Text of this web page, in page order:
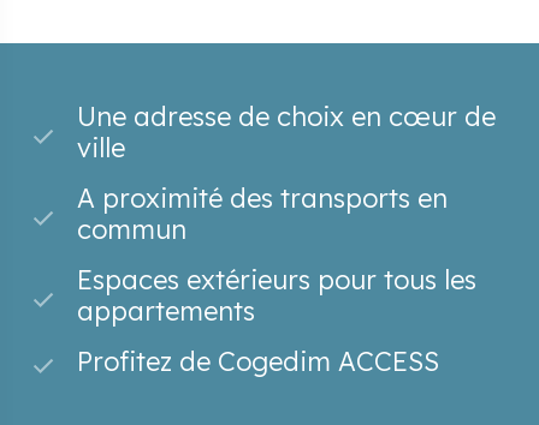
Une adresse de choix en cœur de
ville
A proximité des transports en
commun
Espaces extérieurs pour tous les
appartements
Profitez de Cogedim ACCESS